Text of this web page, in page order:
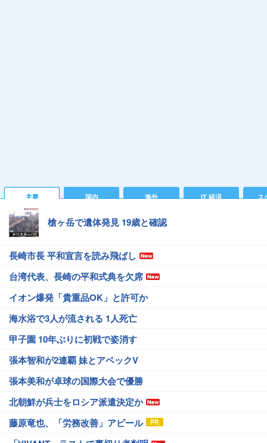
主要 国内 海外 IT 経済 ス
槍ヶ岳で遺体発見 19歳と確認
長崎市長 平和宣言を読み飛ばし
台湾代表、長崎の平和式典を欠席
イオン爆発「貴重品OK」と許可か
海水浴で3人が流される 1人死亡
甲子園 10年ぶりに初戦で姿消す
張本智和が2連覇 妹とアベックV
張本美和が卓球の国際大会で優勝
北朝鮮が兵士をロシア派遣決定か
藤原竜也、「労務改善」アピール